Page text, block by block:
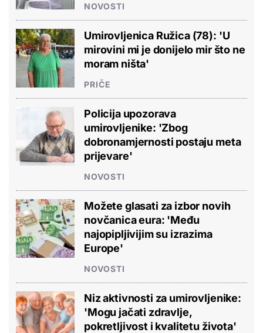
NOVOSTI
Umirovljenica Ružica (78): 'U
mirovini mi je donijelo mir što ne
moram ništa'
PRIČE
Policija upozorava
umirovljenike: 'Zbog
dobronamjernosti postaju meta
prijevare'
NOVOSTI
Možete glasati za izbor novih
novčanica eura: 'Među
najopipljivijim su izrazima
Europe'
NOVOSTI
Niz aktivnosti za umirovljenike:
'Mogu jačati zdravlje,
pokretljivost i kvalitetu života'